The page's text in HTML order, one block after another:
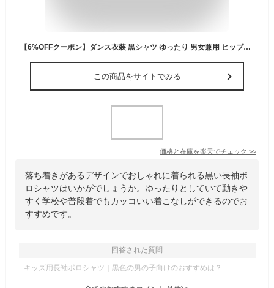
【6%OFFクーポン】ダンス衣装 黒シャツ ゆったり 男女兼用 ヒップホップ ダンスウェア トップス カジュアルシャツ 長袖 無地 女の子 男の子 舞台 団体服 キッズ ダンス hiphop K-pop 普段着 通学着 運動着 ジュニア服 シャツ ブラック ステージ衣装 jazz 110 -180
この商品をサイトでみる
価格と在庫を楽天でチェック >>
落ち着きがあるデザインでおしゃれに着られる黒い長袖ポ
ロシャツはいかがでしょうか。ゆったりとしていて動きや
すく学校や普段着でもカッコいい着こなしができるのでお
すすめです。
回答された質問
キッズ用長袖ポロシャツ｜黒色の男の子向けのおすすめは？